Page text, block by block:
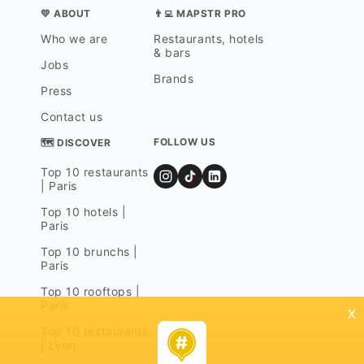
💛 ABOUT
Who we are
Jobs
Press
Contact us
👨‍💻 MAPSTR PRO
Restaurants, hotels
& bars
Brands
🗺 DISCOVER
Top 10 restaurants
| Paris
Top 10 hotels |
Paris
Top 10 brunchs |
Paris
Top 10 rooftops |
FOLLOW US
x